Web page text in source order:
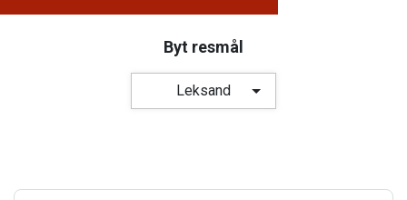
Byt resmål
Leksand